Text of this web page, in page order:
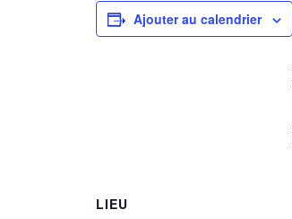
Ajouter au calendrier
LIEU